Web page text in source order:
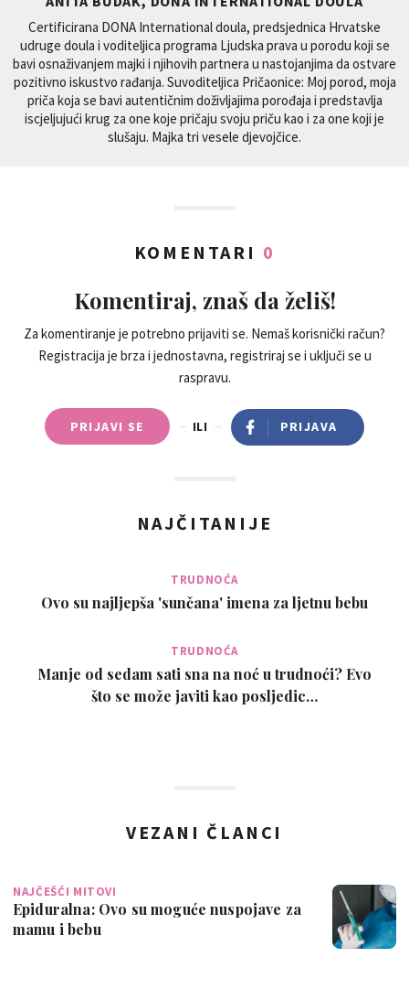
Certificirana DONA International doula, predsjednica Hrvatske
udruge doula i voditeljica programa Ljudska prava u porodu koji se
bavi osnaživanjem majki i njihovih partnera u nastojanjima da ostvare
pozitivno iskustvo rađanja. Suvoditeljica Pričaonice: Moj porod, moja
priča koja se bavi autentičnim doživljajima porođaja i predstavlja
iscjeljujući krug za one koje pričaju svoju priču kao i za one koji je
slušaju. Majka tri vesele djevojčice.
KOMENTARI 0
Komentiraj, znaš da želiš!
Za komentiranje je potrebno prijaviti se. Nemaš korisnički račun?
Registracija je brza i jednostavna, registriraj se i uključi se u
raspravu.
PRIJAVI SE ILI PRIJAVA
NAJČITANIJE
TRUDNOĆA
Ovo su najljepša 'sunčana' imena za ljetnu bebu
TRUDNOĆA
Manje od sedam sati sna na noć u trudnoći? Evo
što se može javiti kao posljedic…
VEZANI ČLANCI
NAJČEŠĆI MITOVI
Epiduralna: Ovo su moguće nuspojave za
mamu i bebu